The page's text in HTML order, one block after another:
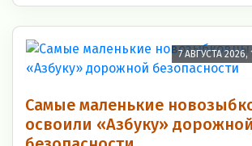
7 АВГУСТА 2026,
Самые маленькие
освоили «Азбуку» дорожной